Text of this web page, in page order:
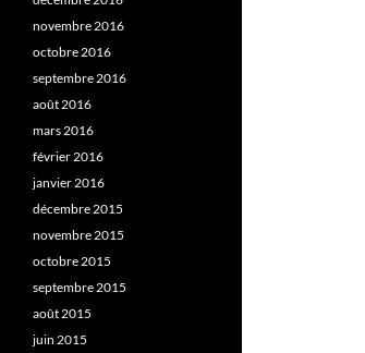
novembre 2016
octobre 2016
septembre 2016
août 2016
mars 2016
février 2016
janvier 2016
décembre 2015
novembre 2015
octobre 2015
septembre 2015
août 2015
juin 2015